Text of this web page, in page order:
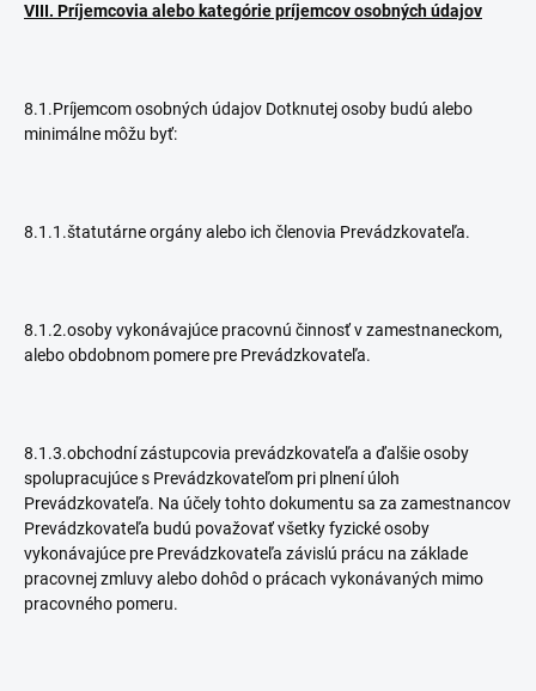
VIII. Príjemcovia alebo kategórie príjemcov osobných údajov
8.1.Príjemcom osobných údajov Dotknutej osoby budú alebo
minimálne môžu byť:
8.1.1.štatutárne orgány alebo ich členovia Prevádzkovateľa.
8.1.2.osoby vykonávajúce pracovnú činnosť v zamestnaneckom,
alebo obdobnom pomere pre Prevádzkovateľa.
8.1.3.obchodní zástupcovia prevádzkovateľa a ďalšie osoby
spolupracujúce s Prevádzkovateľom pri plnení úloh
Prevádzkovateľa. Na účely tohto dokumentu sa za zamestnancov
Prevádzkovateľa budú považovať všetky fyzické osoby
vykonávajúce pre Prevádzkovateľa závislú prácu na základe
pracovnej zmluvy alebo dohôd o prácach vykonávaných mimo
pracovného pomeru.